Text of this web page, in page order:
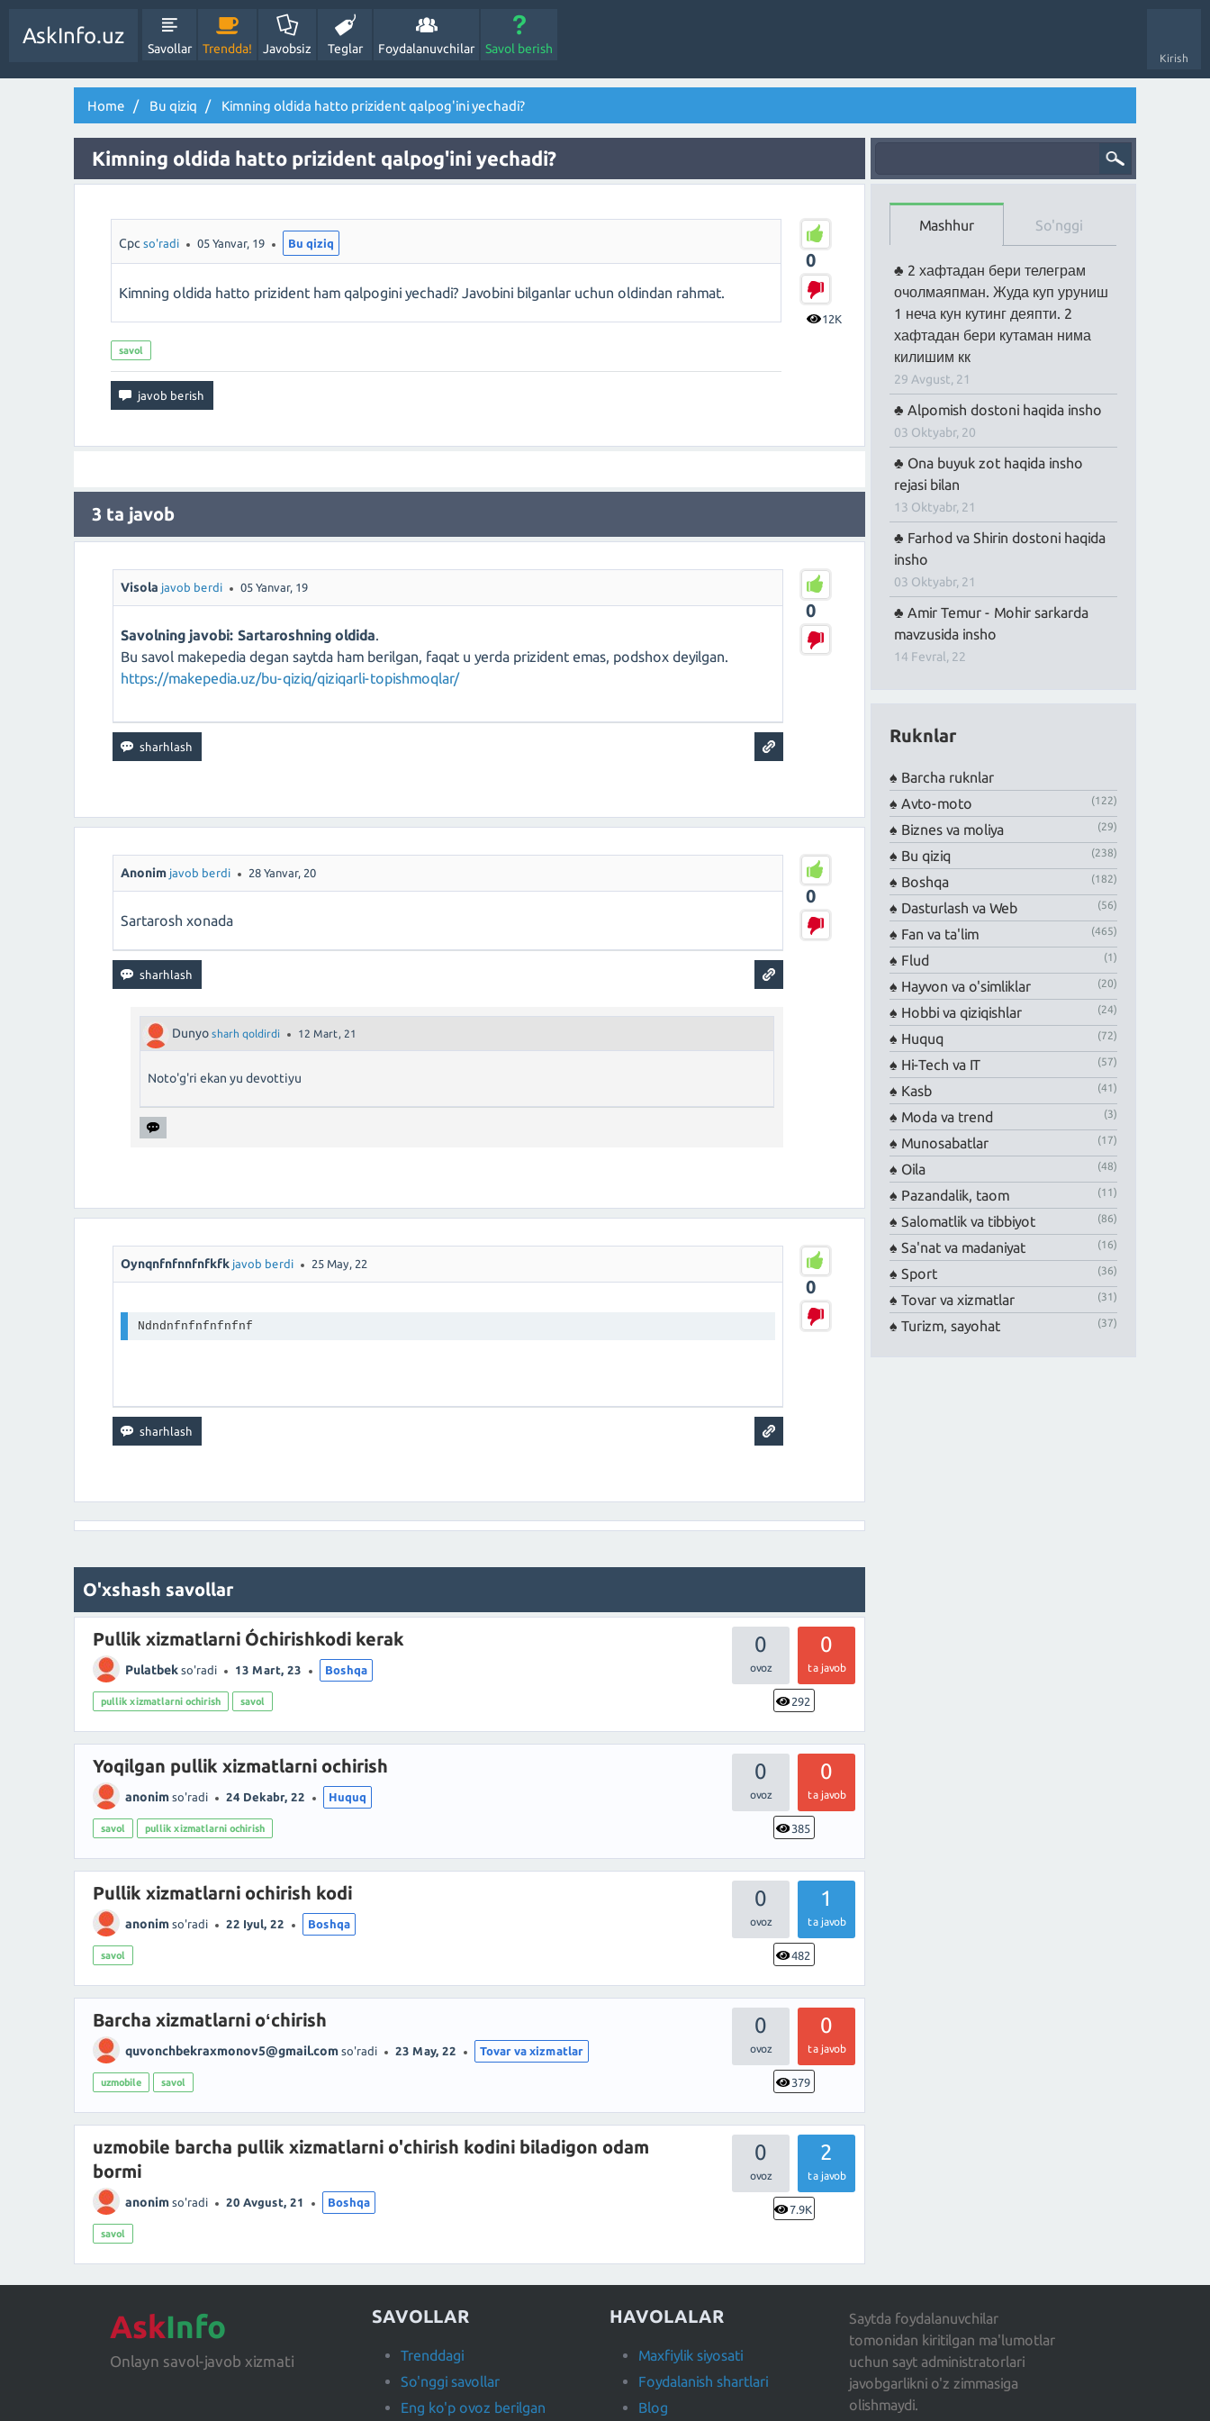
Kirish
AskInfo.uz
Savollar Trendda! Javobsiz Teglar Foydalanuvchilar Savol berish
Home Bu qiziq Kimning oldida hatto prizident qalpog'ini yechadi?
Kimning oldida hatto prizident qalpog'ini yechadi?
0
12K
Cpc so'radi 05 Yanvar, 19 Bu qiziq
Kimning oldida hatto prizident ham qalpogini yechadi? Javobini bilganlar uchun oldindan rahmat.
savol
3 ta javob
0
Visola javob berdi 05 Yanvar, 19
Savolning javobi: Sartaroshning oldida.
Bu savol makepedia degan saytda ham berilgan, faqat u yerda prizident emas, podshox deyilgan.
https://makepedia.uz/bu-qiziq/qiziqarli-topishmoqlar/
0
Anonim javob berdi 28 Yanvar, 20
Sartarosh xonada
Dunyo sharh qoldirdi 12 Mart, 21
Noto'g'ri ekan yu devottiyu
0
Oynqnfnfnnfnfkfk javob berdi 25 May, 22
Ndndnfnfnfnfnfnf
O'xshash savollar
0 0
ta javob
292
Pullik xizmatlarni Óchirishkodi kerak
Pulatbek so'radi 13 Mart, 23 Boshqa
pullik xizmatlarni ochirish savol
0 0
ta javob
385
Yoqilgan pullik xizmatlarni ochirish
anonim so'radi 24 Dekabr, 22 Huquq
savol pullik xizmatlarni ochirish
0 1
ta javob
482
Pullik xizmatlarni ochirish kodi
anonim so'radi 22 Iyul, 22 Boshqa
savol
0 0
ta javob
379
Barcha xizmatlarni oʻchirish
quvonchbekraxmonov5@gmail.com so'radi 23 May, 22 Tovar va xizmatlar
uzmobile savol
0 2
ta javob
7.9K
uzmobile barcha pullik xizmatlarni o'chirish kodini biladigon odam
bormi
anonim so'radi 20 Avgust, 21 Boshqa
savol
Mashhur So'nggi
2 хафтадан бери телеграм
очолмаяпман. Жуда куп уруниш
1 неча кун кутинг деяпти. 2
хафтадан бери кутаман нима
килишим кк
29 Avgust, 21
Alpomish dostoni haqida insho
03 Oktyabr, 20
Ona buyuk zot haqida insho
rejasi bilan
13 Oktyabr, 21
Farhod va Shirin dostoni haqida
insho
03 Oktyabr, 21
Amir Temur - Mohir sarkarda
mavzusida insho
14 Fevral, 22
Ruknlar
Barcha ruknlar
Avto-moto
(122)
Biznes va moliya (29)
Bu qiziq (238)
Boshqa (182)
Dasturlash va Web (56)
Fan va ta'lim (465)
Flud (1)
Hayvon va o'simliklar (20)
Hobbi va qiziqishlar (24)
Huquq (72)
Hi-Tech va IT (57)
Kasb (41)
Moda va trend (3)
Munosabatlar (17)
Oila (48)
Pazandalik, taom (11)
Salomatlik va tibbiyot (86)
Sa'nat va madaniyat (16)
Sport (36)
Tovar va xizmatlar (31)
Turizm, sayohat (37)
AskInfo
Onlayn savol-javob xizmati
SAVOLLAR
Trenddagi
So'nggi savollar
Eng ko'p ovoz berilgan
HAVOLALAR
Maxfiylik siyosati
Foydalanish shartlari
Blog
Saytda foydalanuvchilar
tomonidan kiritilgan ma'lumotlar
uchun sayt administratorlari
javobgarlikni o'z zimmasiga
olishmaydi.